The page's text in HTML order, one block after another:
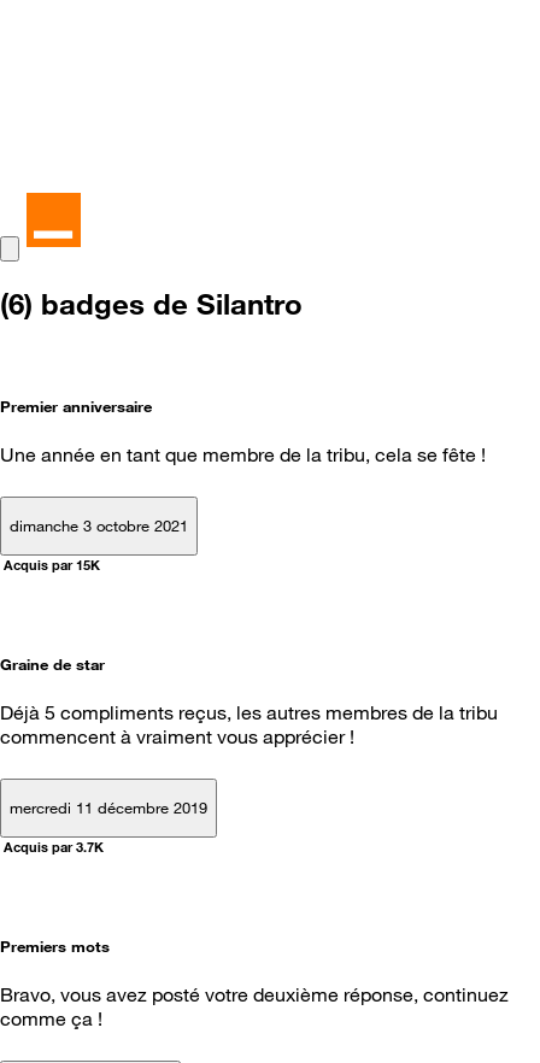
(6) badges de Silantro
Premier anniversaire
Une année en tant que membre de la tribu, cela se fête !
dimanche 3 octobre 2021
Acquis par 15K
Graine de star
Déjà 5 compliments reçus, les autres membres de la tribu
commencent à vraiment vous apprécier !
mercredi 11 décembre 2019
Acquis par 3.7K
Premiers mots
Bravo, vous avez posté votre deuxième réponse, continuez
comme ça !